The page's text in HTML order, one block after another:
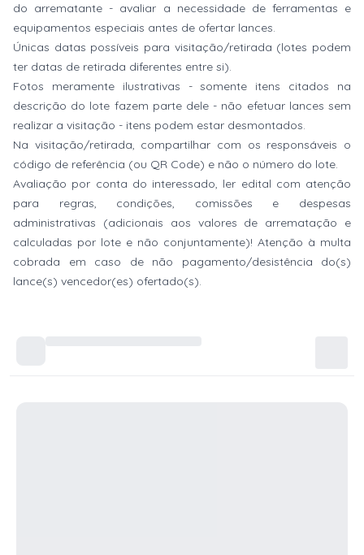
do arrematante - avaliar a necessidade de ferramentas e
equipamentos especiais antes de ofertar lances.
Únicas datas possíveis para visitação/retirada (lotes podem
ter datas de retirada diferentes entre si).
Fotos meramente ilustrativas - somente itens citados na
descrição do lote fazem parte dele - não efetuar lances sem
realizar a visitação - itens podem estar desmontados.
Na visitação/retirada, compartilhar com os responsáveis o
código de referência (ou QR Code) e não o número do lote.
Avaliação por conta do interessado, ler edital com atenção
para regras, condições, comissões e despesas
administrativas (adicionais aos valores de arrematação e
calculadas por lote e não conjuntamente)! Atenção à multa
cobrada em caso de não pagamento/desistência do(s)
lance(s) vencedor(es) ofertado(s).